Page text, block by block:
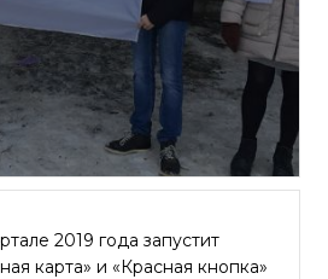
2019 года запустит
карта» и «Красная кнопка»